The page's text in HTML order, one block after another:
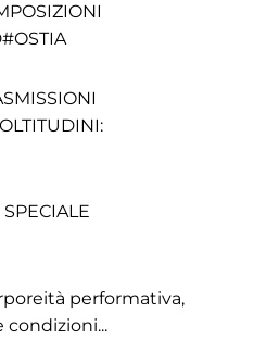
performativa,
condizioni...